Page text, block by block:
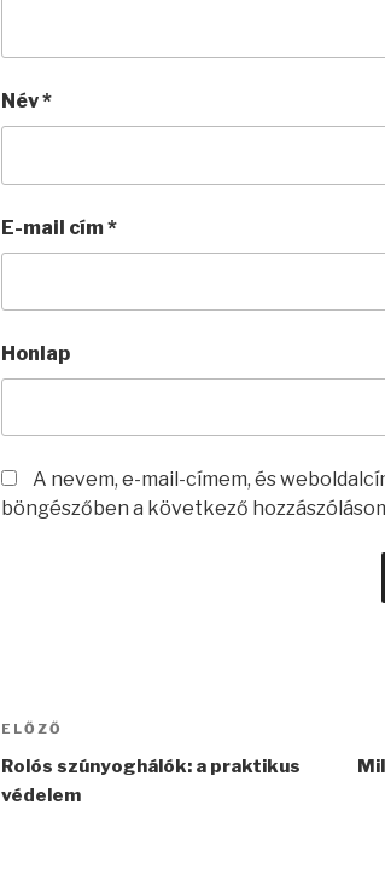
Név*
E-mail cím*
Honlap
A nevem, e-mail-címem, és
böngészőben a következő
Bejegyzés
navigáció
Korábbi
bejegyzés
ELŐZŐ
Rolós szúnyoghálók: a praktikus
védelem